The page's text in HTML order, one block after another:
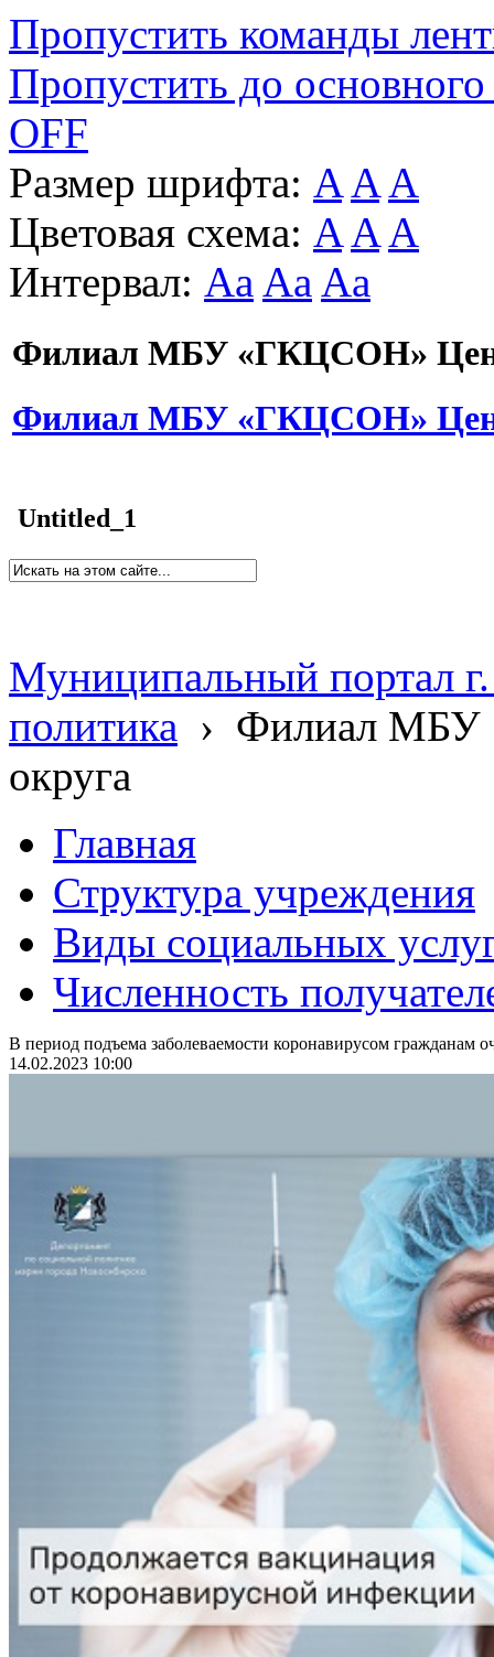
Пропустить команды
Пропустить до основного
OFF
Размер шрифта: A A A
Цветовая схема: A A A
Интервал: Aa Aa Aa
Филиал МБУ «ГКЦСОН»
Филиал МБУ «ГКЦСОН»
Untitled_1
Муниципальный портал
политика › Филиал МБУ
округа
Главная
Структура учреждения
Виды социальных
Численность
В период подъема заболеваемости коронавирусом гражданам
14.02.2023 10:00